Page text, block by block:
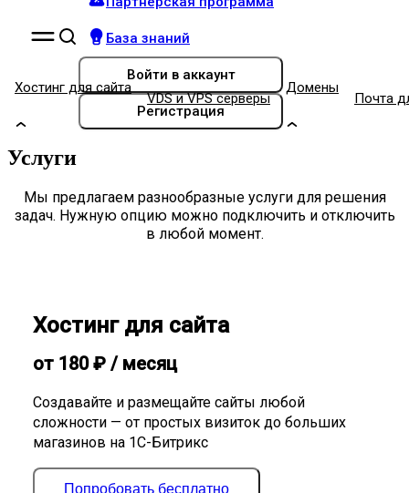
База знаний
Войти в аккаунт
Регистрация
Хостинг для сайта
VDS и VPS серверы
Домены
Почта
Услуги
Мы предлагаем разнообразные услуги для решения
задач. Нужную опцию можно подключить и отключить
в любой момент.
Хостинг для сайта
от 180₽ / месяц
Создавайте и размещайте сайты любой
сложности — от простых визиток до больших
магазинов на 1С-Битрикс
Попробовать бесплатно